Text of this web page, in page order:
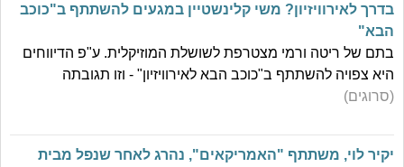
בדרך לאירוויזיון? משי קלינשטיין במגעים להשתתף ב"כוכב
הבא"
בתם של ריטה ורמי מצטרפת לשושלת המוזיקלית. ע"פ הדיווחים
היא צפויה להשתתף ב"כוכב הבא לאירוויזיון" - וזו תגובתה
(סרוגים)
יקיר לוי, משתתף "האמריקאים", נהרג לאחר שנפל מבית